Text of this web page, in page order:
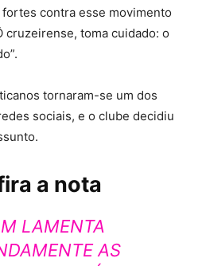
contra esse movimento
cruzeirense, toma cuidado: o
tornaram-se um dos
sociais, e o clube decidiu
a nota
LAMENTA
AS